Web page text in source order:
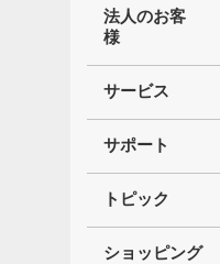
法人のお客
様
サービス
サポート
トピック
ショッピング